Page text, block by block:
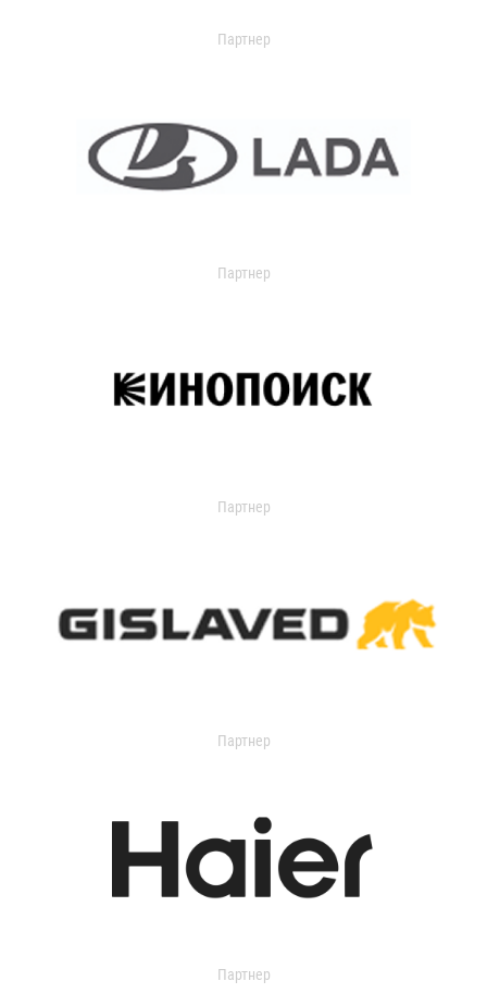
Партнер
Партнер
Партнер
Партнер
Партнер